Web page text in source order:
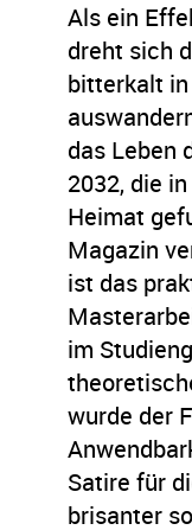
Als ein
dreht sich
bitterkalt in
das Leben
2032, die
Heimat
Magazin
ist das
im
wurde der
Satire für
brisanter